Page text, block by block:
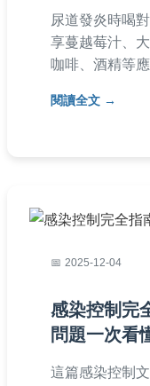
尿道發炎時喝
享蔓越莓汁、
咖啡、酒精等
炎症狀。提供
閱讀全文
2025-12-04
感染控制完
問題一次看
這篇感染控制